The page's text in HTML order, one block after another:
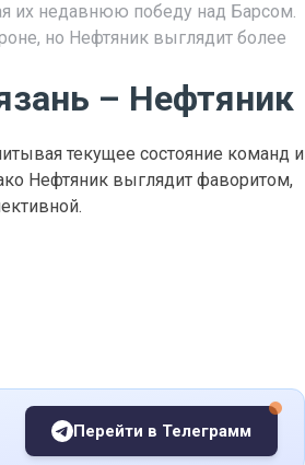
их недавнюю победу над Барсом.
но Нефтяник выглядит более
– Нефтяник
текущее состояние команд и
Нефтяник выглядит фаворитом,
Перейти в Телеграмм